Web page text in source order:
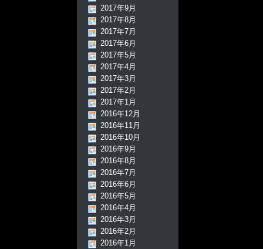
2017年9月
2017年8月
2017年7月
2017年6月
2017年5月
2017年4月
2017年3月
2017年2月
2017年1月
2016年12月
2016年11月
2016年10月
2016年9月
2016年8月
2016年7月
2016年6月
2016年5月
2016年4月
2016年3月
2016年2月
2016年1月